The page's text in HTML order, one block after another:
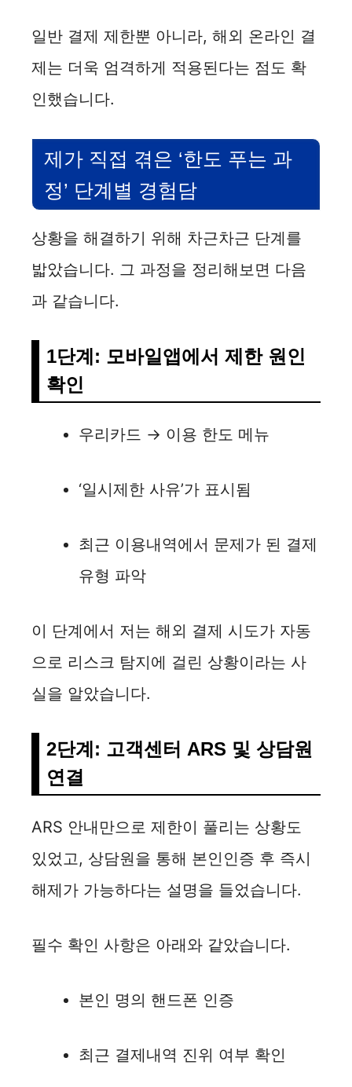
일반 결제 제한뿐 아니라, 해외 온라인 결
제는 더욱 엄격하게 적용된다는 점도 확
인했습니다.
제가 직접 겪은 ‘한도 푸는 과
정’ 단계별 경험담
상황을 해결하기 위해 차근차근 단계를
밟았습니다. 그 과정을 정리해보면 다음
과 같습니다.
1단계: 모바일앱에서 제한 원인
확인
우리카드 → 이용 한도 메뉴
‘일시제한 사유’가 표시됨
최근 이용내역에서 문제가 된 결제
유형 파악
이 단계에서 저는 해외 결제 시도가 자동
으로 리스크 탐지에 걸린 상황이라는 사
실을 알았습니다.
2단계: 고객센터 ARS 및 상담원
연결
ARS 안내만으로 제한이 풀리는 상황도
있었고, 상담원을 통해 본인인증 후 즉시
해제가 가능하다는 설명을 들었습니다.
필수 확인 사항은 아래와 같았습니다.
본인 명의 핸드폰 인증
최근 결제내역 진위 여부 확인